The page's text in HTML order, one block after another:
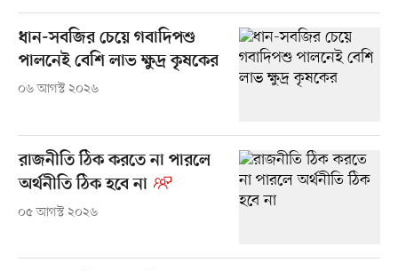
ধান-সবজির চেয়ে গবাদিপশু
পালনেই বেশি লাভ ক্ষুদ্র কৃষকের
০৬ আগস্ট ২০২৬
রাজনীতি ঠিক করতে না পারলে
অর্থনীতি ঠিক হবে না
০৫ আগস্ট ২০২৬